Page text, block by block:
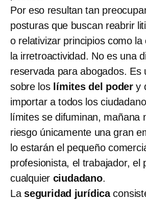
Por eso resultan tan
posturas que buscan reabrir
o relativizar principios como
la irretroactividad. No es una
reservada para abogados. Es
sobre los límites del poder y
importar a todos los
límites se difuminan, mañana
riesgo únicamente una gran
lo estarán el pequeño
profesionista, el trabajador, el
cualquier ciudadano.
La seguridad jurídica